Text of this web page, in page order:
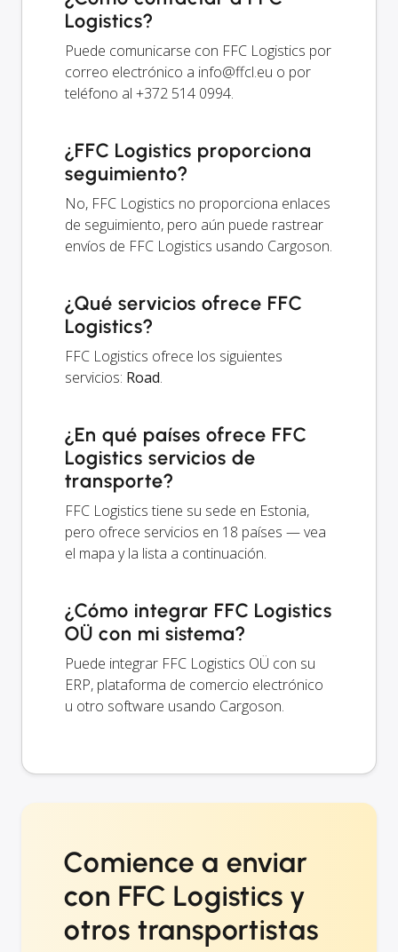
Logistics?
Puede comunicarse con FFC Logistics por
correo electrónico a info@ffcl.eu o por
teléfono al +372 514 0994.
¿FFC Logistics proporciona
seguimiento?
No, FFC Logistics no proporciona enlaces
de seguimiento, pero aún puede rastrear
envíos de FFC Logistics usando Cargoson.
¿Qué servicios ofrece FFC
Logistics?
FFC Logistics ofrece los siguientes
servicios: Road.
¿En qué países ofrece FFC
Logistics servicios de
transporte?
FFC Logistics tiene su sede en Estonia,
pero ofrece servicios en 18 países — vea
el mapa y la lista a continuación.
¿Cómo integrar FFC Logistics
OÜ con mi sistema?
Puede integrar FFC Logistics OÜ con su
ERP, plataforma de comercio electrónico
u otro software usando Cargoson.
Comience a enviar
con FFC Logistics y
otros transportistas